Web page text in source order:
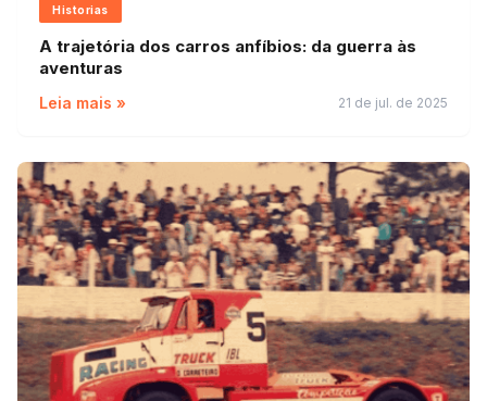
Historias
A trajetória dos carros anfíbios: da guerra às
aventuras
Leia mais » 21 de jul. de 2025